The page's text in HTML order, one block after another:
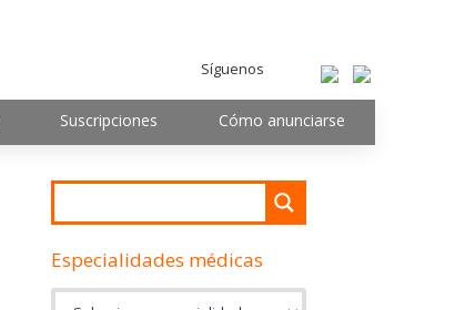
Síguenos
Suscripciones Cómo anunciarse
Especialidades médicas